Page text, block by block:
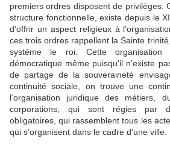
premiers ordres disposent de privilèges.
structure fonctionnelle, existe depuis le
d’offrir un aspect religieux à
ces trois ordres rappellent la Sainte
système le roi. Cette organisation
démocratique même puisqu’il n’existe
de partage de la souveraineté
continuité sociale, on trouve une
l’organisation juridique des métiers,
corporations, qui sont régies par
obligatoires, qui rassemblent tous les
qui s’organisent dans le cadre d’une ville.